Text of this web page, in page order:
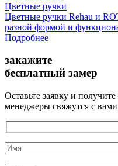
Цветные ручки
Цветные ручки Rehau и
разной формой и
Подробнее
закажите
бесплатный замер
Оставьте заявку и
менеджеры свяжутся с